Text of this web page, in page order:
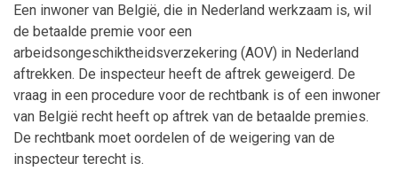
Een inwoner van België, die in Nederland werkzaam is, wil
de betaalde premie voor een
arbeidsongeschiktheidsverzekering (AOV) in Nederland
aftrekken. De inspecteur heeft de aftrek geweigerd. De
vraag in een procedure voor de rechtbank is of een inwoner
van België recht heeft op aftrek van de betaalde premies.
De rechtbank moet oordelen of de weigering van de
inspecteur terecht is.